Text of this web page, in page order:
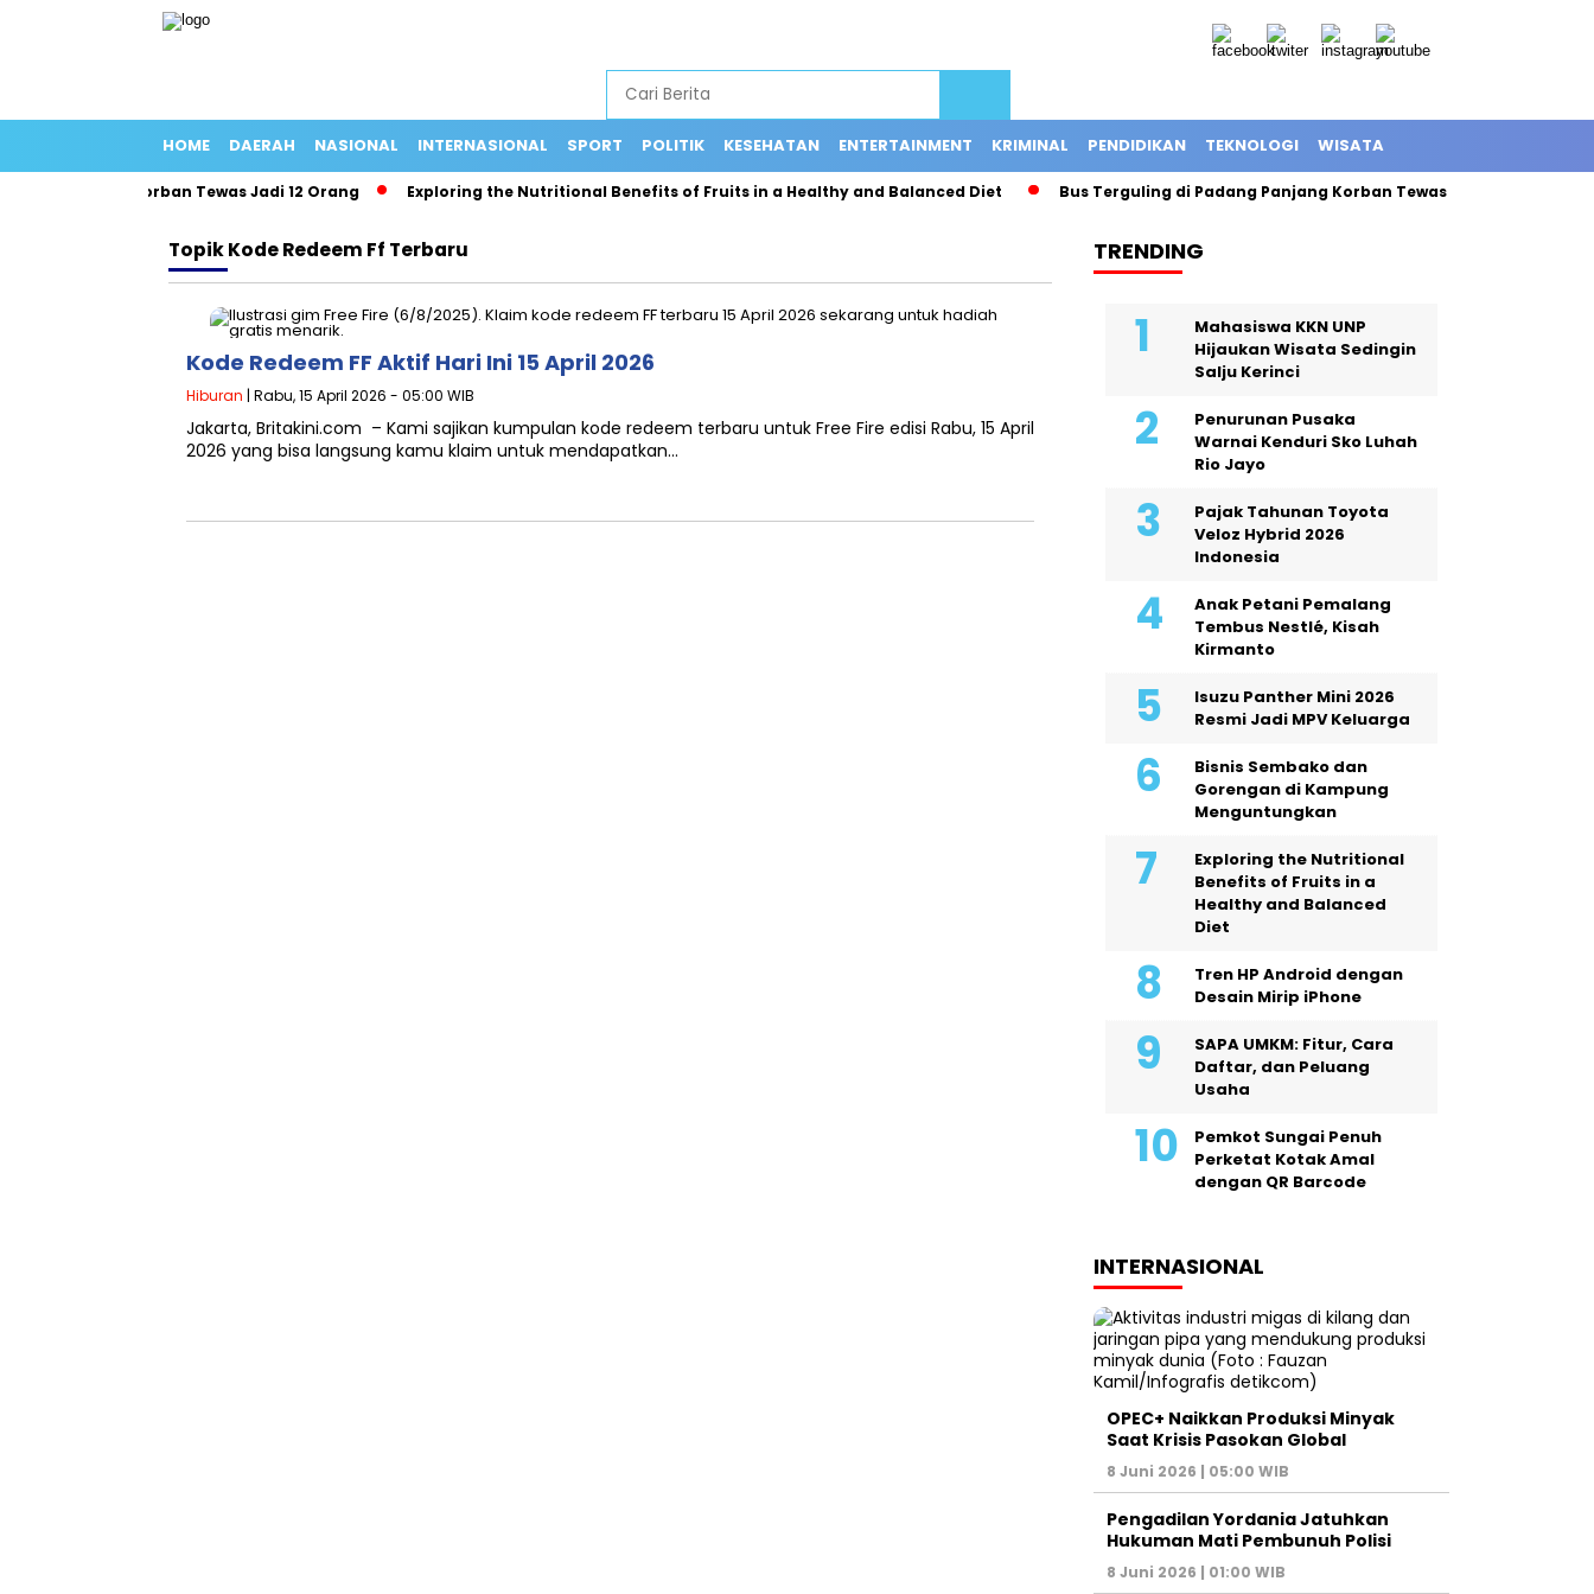
HOME DAERAH NASIONAL INTERNASIONAL SPORT POLITIK KESEHATAN ENTERTAINMENT KRIMINAL PENDIDIKAN TEKNOLOGI WISATA
Panjang Korban Tewas Jadi 12 Orang Exploring the Nutritional Benefits of Fruits in a Healthy and Balanced Diet Bus Terguling di Padang Panjang Korban Tewas Jadi 12 Orang
TopikKode Redeem Ff Terbaru
Kode Redeem FF Aktif Hari Ini 15 April 2026
Hiburan | Rabu, 15 April 2026 - 05:00 WIB
Jakarta, Britakini.com – Kami sajikan kumpulan kode redeem terbaru untuk Free Fire edisi Rabu, 15 April
2026 yang bisa langsung kamu klaim untuk mendapatkan…
TRENDING
Mahasiswa KKN UNP
Hijaukan Wisata Sedingin
Salju Kerinci
Penurunan Pusaka
Warnai Kenduri Sko Luhah
Rio Jayo
Pajak Tahunan Toyota
Veloz Hybrid 2026
Indonesia
Anak Petani Pemalang
Tembus Nestlé, Kisah
Kirmanto
Isuzu Panther Mini 2026
Resmi Jadi MPV Keluarga
Bisnis Sembako dan
Gorengan di Kampung
Menguntungkan
Exploring the Nutritional
Benefits of Fruits in a
Healthy and Balanced
Diet
Tren HP Android dengan
Desain Mirip iPhone
SAPA UMKM: Fitur, Cara
Daftar, dan Peluang
Usaha
Pemkot Sungai Penuh
Perketat Kotak Amal
dengan QR Barcode
INTERNASIONAL
OPEC+ Naikkan Produksi Minyak
Saat Krisis Pasokan Global
8 Juni 2026 | 05:00 WIB
Pengadilan Yordania Jatuhkan
Hukuman Mati Pembunuh Polisi
8 Juni 2026 | 01:00 WIB